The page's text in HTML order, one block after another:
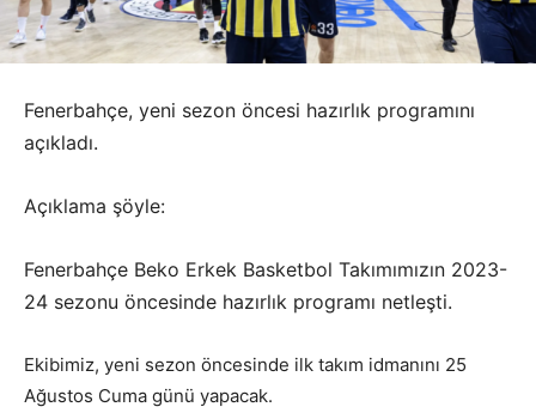
Fenerbahçe, yeni sezon öncesi hazırlık programını
açıkladı.
Açıklama şöyle:
Fenerbahçe Beko Erkek Basketbol Takımımızın 2023-
24 sezonu öncesinde hazırlık programı netleşti.
Ekibimiz, yeni sezon öncesinde ilk takım idmanını 25
Ağustos Cuma günü yapacak.